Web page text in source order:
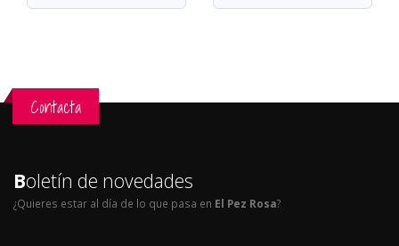
Contacta
Boletín de novedades
¿Quieres estar al día de lo que pasa en El Pez Rosa?